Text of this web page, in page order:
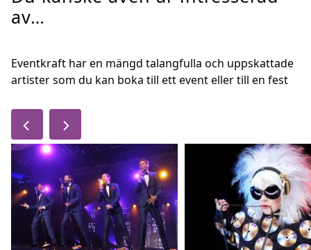
av…
Eventkraft har en mängd talangfulla och uppskattade
artister som du kan boka till ett event eller till en fest